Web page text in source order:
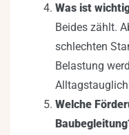
Was ist
Beides zählt.
schlechten
Belastung
Welche